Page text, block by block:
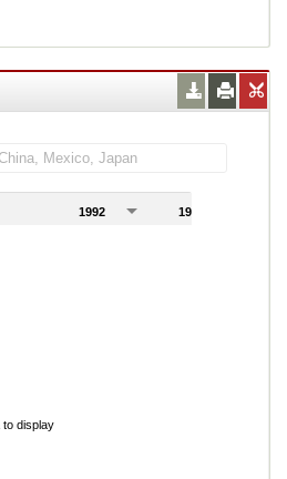
1992 1993
to display